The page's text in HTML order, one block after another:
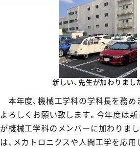
新しい、先生が加わりまし
本年度、機械工学科の学科長を務め
よろしくお願い致します。今年度は新
が機械工学科のメンバーに加わりま
は、メカトロニクスや人間工学を応用